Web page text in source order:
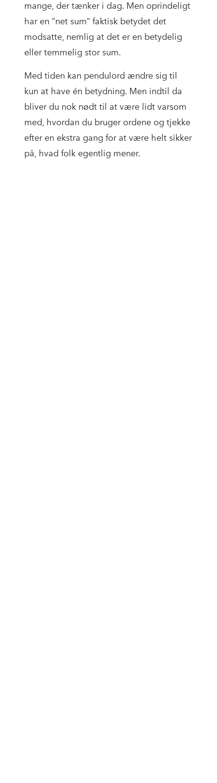
mange, der tænker i dag. Men oprindeligt
har en ”net sum” faktisk betydet det
modsatte, nemlig at det er en betydelig
eller temmelig stor sum.
Med tiden kan pendulord ændre sig til
kun at have én betydning. Men indtil da
bliver du nok nødt til at være lidt varsom
med, hvordan du bruger ordene og tjekke
efter en ekstra gang for at være helt sikker
på, hvad folk egentlig mener.